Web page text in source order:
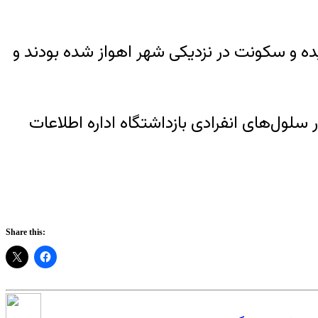
و سکونت در نزدیکی شهر اهواز شده بودند و
انفرادی بازداشتگاه اداره اطلاعات
Share this: